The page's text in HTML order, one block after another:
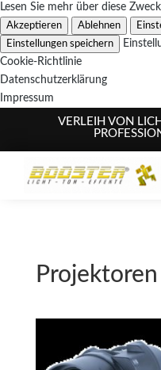
Lesen Sie mehr über diese
Akzeptieren
Ablehnen
Einstellungen speichern
Cookie-Richtlinie
Datenschutzerklärung
Impressum
VERLEIH VON
Projektoren